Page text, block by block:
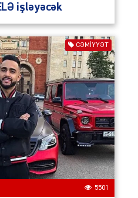
işləyəcək
CƏMIYYƏT
5501